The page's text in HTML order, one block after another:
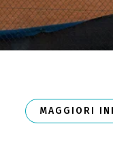
MAGGIORI